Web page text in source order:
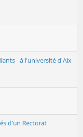
- à l'université d'Aix
d'un Rectorat